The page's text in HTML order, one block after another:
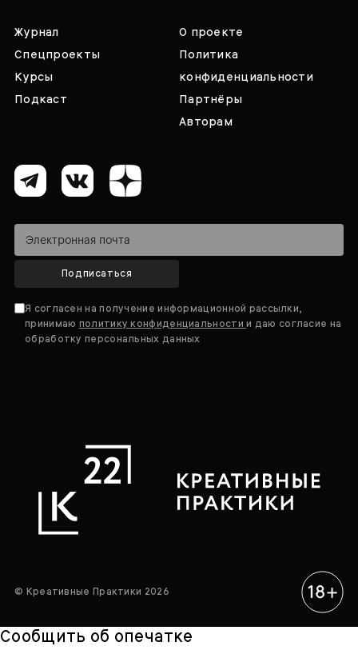
Журнал
Спецпроекты
Курсы
Подкаст
О проекте
Политика
конфиденциальности
Партнёры
Авторам
Подписаться
Я согласен на получение информационной рассылки,
принимаю политику конфиденциальностии даю согласие на
обработку персональных данных
© Креативные Практики 2026
Сообщить об опечатке